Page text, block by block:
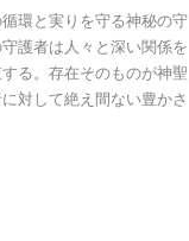
環と実りを守る神秘の守
護者は人々と深い関係を
る。存在そのものが神聖
対して絶え間ない豊かさ